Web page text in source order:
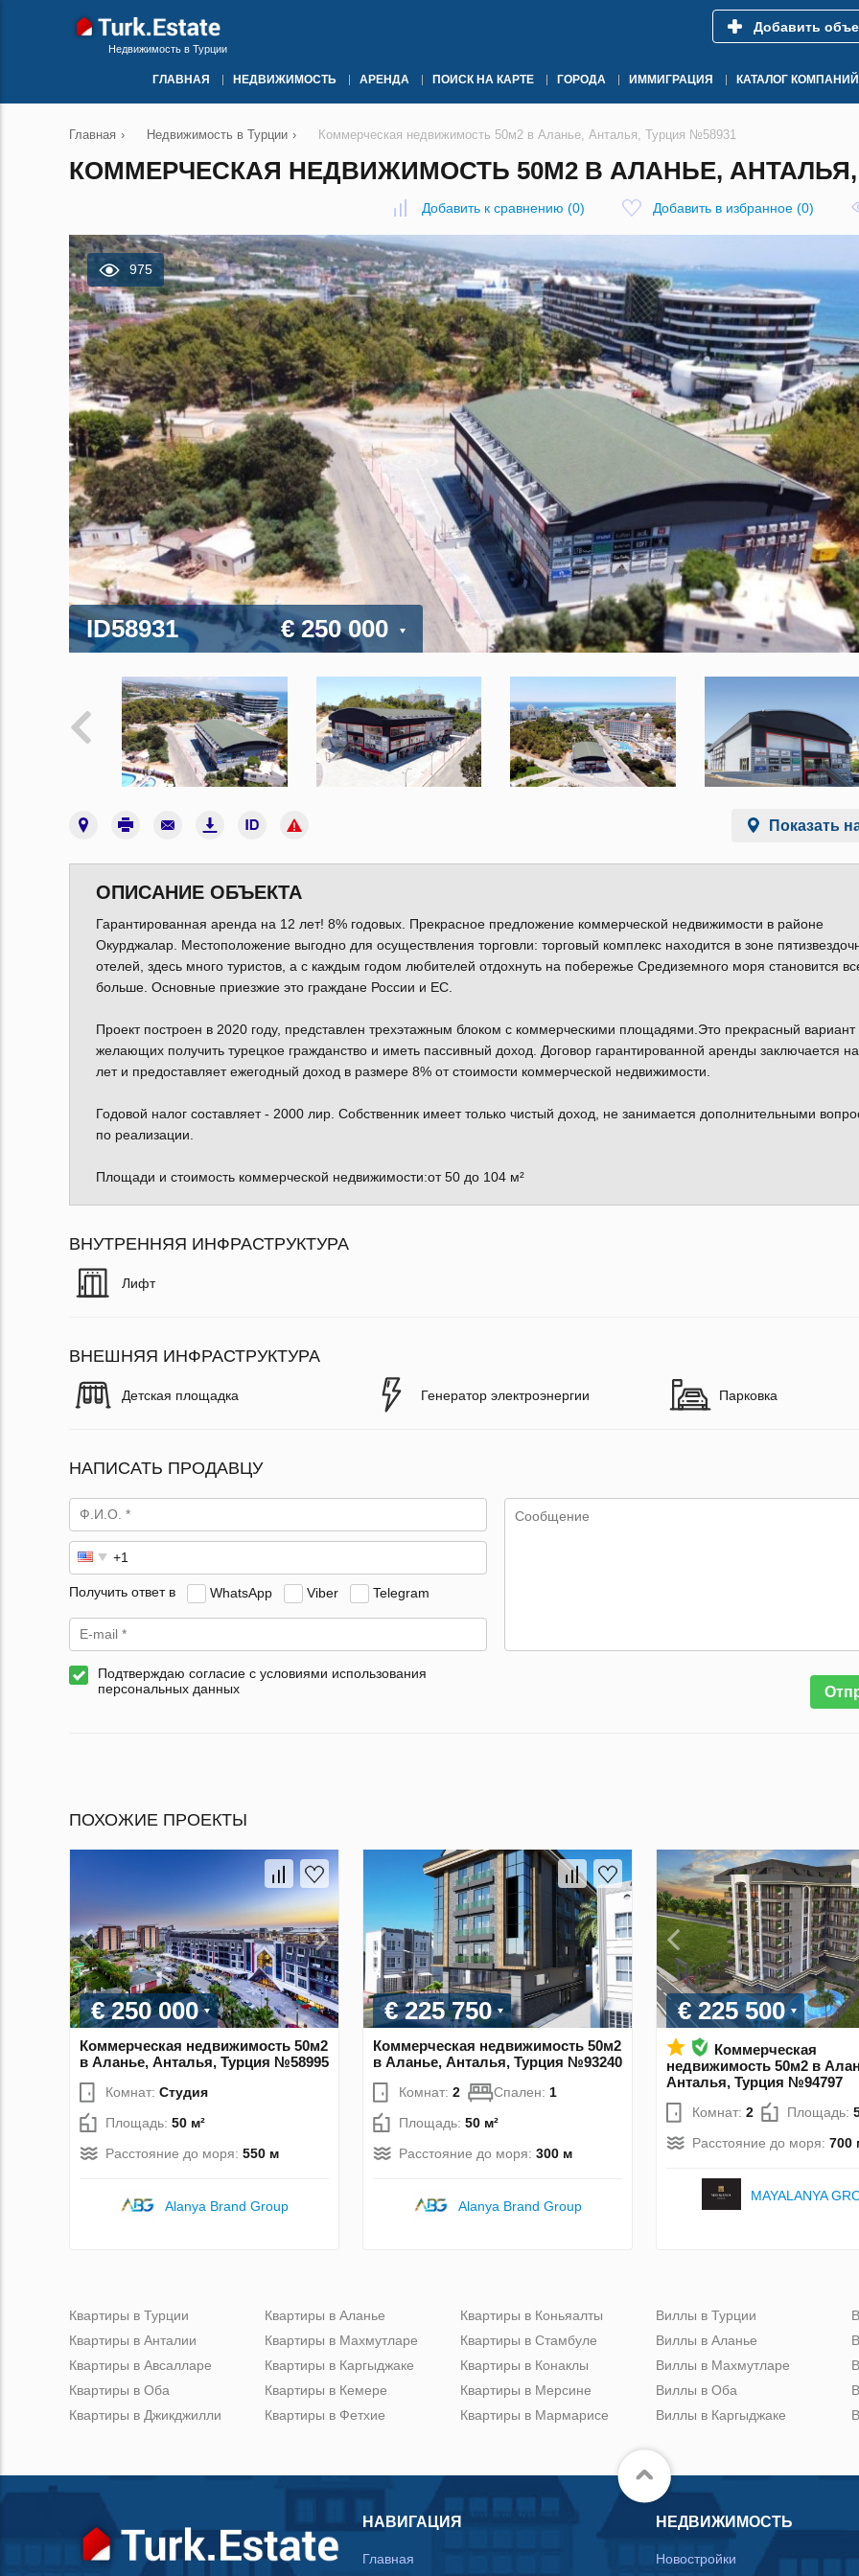
Недвижимость в Турции
Добавить
ГЛАВНАЯ НЕДВИЖИМОСТЬ АРЕНДА ПОИСК НА КАРТЕ ГОРОДА ИММИГРАЦИЯ КАТАЛОГ КОМПАНИЙ
Главная › Недвижимость в Турции › Коммерческая недвижимость 50м2 в Аланье, Анталья, Турция №58931
КОММЕРЧЕСКАЯ НЕДВИЖИМОСТЬ 50М2 В АЛАНЬЕ, АНТАЛЬЯ,
Добавить к сравнению (0) Добавить в избранное (0)
975
ID58931 € 250 000
Показать
ОПИСАНИЕ ОБЪЕКТА
Гарантированная аренда на 12 лет! 8% годовых. Прекрасное предложение коммерческой недвижимости в районе
Окурджалар. Местоположение выгодно для осуществления торговли: торговый комплекс находится в зоне
отелей, здесь много туристов, а с каждым годом любителей отдохнуть на побережье Средиземного моря становится
больше. Основные приезжие это граждане России и ЕС.
Проект построен в 2020 году, представлен трехэтажным блоком с коммерческими площадями.Это прекрасный вариант
желающих получить турецкое гражданство и иметь пассивный доход. Договор гарантированной аренды заключается
лет и предоставляет ежегодный доход в размере 8% от стоимости коммерческой недвижимости.
Годовой налог составляет - 2000 лир. Собственник имеет только чистый доход, не занимается дополнительными
по реализации.
Площади и стоимость коммерческой недвижимости:от 50 до 104 м²
ВНУТРЕННЯЯ ИНФРАСТРУКТУРА
Лифт
ВНЕШНЯЯ ИНФРАСТРУКТУРА
Детская площадка Генератор электроэнергии Парковка
НАПИСАТЬ ПРОДАВЦУ
Получить ответ в WhatsApp Viber Telegram
Подтверждаю согласие с условиями использования
персональных данных
ПОХОЖИЕ ПРОЕКТЫ
€ 250 000
Коммерческая недвижимость 50м2
в Аланье, Анталья, Турция №58995
Комнат: Студия
Площадь: 50 м²
Расстояние до моря: 550 м
Alanya Brand Group
€ 225 750
Коммерческая недвижимость 50м2
в Аланье, Анталья, Турция №93240
Комнат: 2 Спален: 1
Площадь: 50 м²
Расстояние до моря: 300 м
Alanya Brand Group
€ 225 500
Коммерческая
недвижимость 50м2 в
Анталья, Турция №94797
Комнат: 2 Площадь:
Расстояние до моря: 700
MAYALANYA
Квартиры в Турции
Квартиры в Анталии
Квартиры в Авсалларе
Квартиры в Оба
Квартиры в Джикджилли
Квартиры в Аланье
Квартиры в Махмутларе
Квартиры в Каргыджаке
Квартиры в Кемере
Квартиры в Фетхие
Квартиры в Коньяалты
Квартиры в Стамбуле
Квартиры в Конаклы
Квартиры в Мерсине
Квартиры в Мармарисе
Виллы в Турции
Виллы в Аланье
Виллы в Махмутларе
Виллы в Оба
Виллы в Каргыджаке
НАВИГАЦИЯ
Главная
НЕДВИЖИМОСТЬ
Новостройки